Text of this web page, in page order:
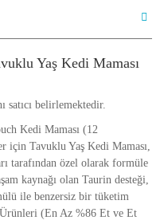
Yaş Kedi Maması
satıcı belirlemektedir.
Kedi Maması (12
için Tavuklu Yaş Kedi Maması,
tarafından özel olarak formüle
kaynağı olan Taurin desteği,
ile benzersiz bir tüketim
(En Az %86 Et ve Et